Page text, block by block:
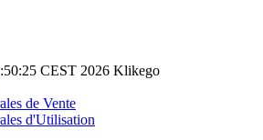
CEST 2026 Klikego
de Vente
d'Utilisation